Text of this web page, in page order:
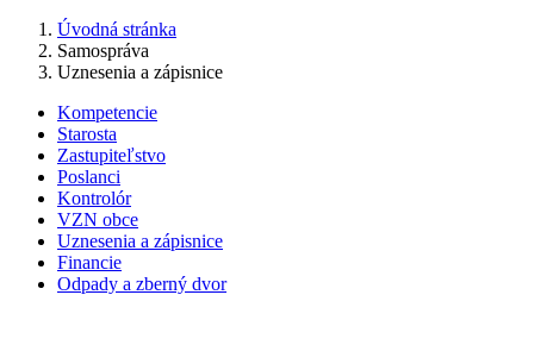
Úvodná stránka
Samospráva
Uznesenia a zápisnice
Kompetencie
Starosta
Zastupiteľstvo
Poslanci
Kontrolór
VZN obce
Uznesenia a zápisnice
Financie
Odpady a zberný dvor